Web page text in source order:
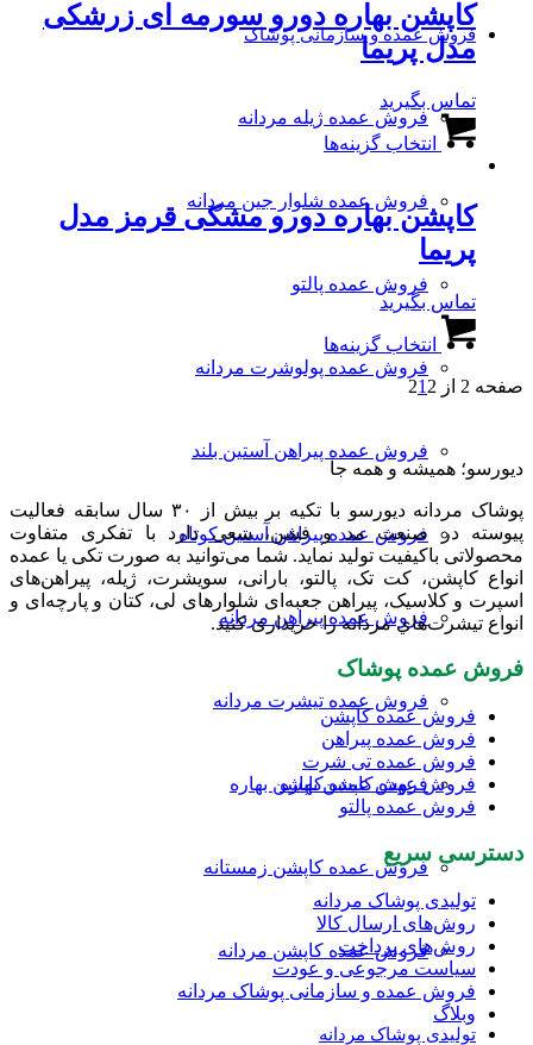
فروش عمده و سازمانی پوشاک
فروش عمده ژیله مردانه
فروش عمده شلوار جین مردانه
فروش عمده پالتو
فروش عمده پولوشرت مردانه
فروش عمده پیراهن آستین بلند
فروش عمده پیراهن آستین کوتاه
فروش عمده پیراهن مردانه
فروش عمده تیشرت مردانه
فروش عمده کاپشن بهاره
فروش عمده کاپشن زمستانه
فروش عمده کاپشن مردانه
تولیدی پوشاک مردانه
محصول
انتخاب
مختلفی
می
ممکن
است
صفحه
محصول
انتخاب
کاپشن بهاره دورو سورمه ای زرشکی
مدل پریما
تماس بگیرید
انتخاب گزینه‌ها
این
انواع
مختلفی
می
گزینه
است
در
انتخاب
شوند
کاپشن بهاره دورو مشکی قرمز مدل
پریما
تماس بگیرید
انتخاب گزینه‌ها
دارای
باشد.
ها
ممکن
است
در
صفحه
محصول
انتخاب
صفحه 2 از 2 1 2
دیورسو؛ همیشه و همه جا
پوشاک مردانه دیورسو با تکیه بر بیش از ۳۰ سال سابقه فعالیت
پیوسته در صنعت مد و فشن، سعی دارد با تفکری متفاوت
محصولاتی باکیفیت تولید نماید. شما می‌توانید به صورت تکی یا عمده
انواع کاپشن، کت تک، پالتو، بارانی، سویشرت، ژیله، پیراهن‌های
اسپرت و کلاسیک، پیراهن جعبه‌ای شلوارهای لی، کتان و پارچه‌ای و
انواع تیشرت‌هاي مردانه را خریداری کنید.
فروش عمده پوشاک
فروش عمده کاپشن
فروش عمده پیراهن
فروش عمده تی شرت
فروش عهده کاپشن بهاره
فروش عمده پالتو
دسترسی سریع
تولیدی پوشاک مردانه
روش‌های ارسال کالا
روش‌های پرداخت
سیاست مرجوعی و عودت
فروش عمده و سازمانی پوشاک مردانه
وبلاگ